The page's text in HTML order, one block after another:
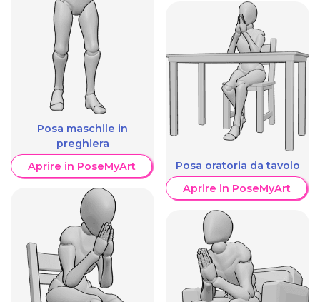
Posa maschile in
preghiera
Aprire in PoseMyArt
Posa oratoria da tavolo
Aprire in PoseMyArt